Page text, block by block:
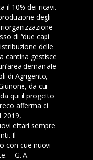
il 10% dei ricavi.
degli
di “due capi
delle
cantina gestisce
demaniale
di Agrigento,
da cui
qui il progetto
afferma di
2019,
ettari sempre
Il
con due nuovi
– G. A.